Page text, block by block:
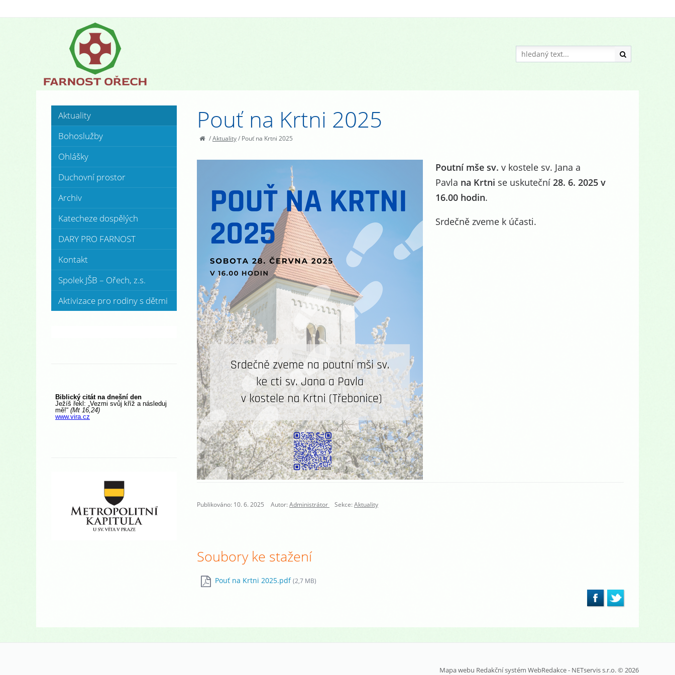
Pouť na Krtni 2025
/Aktuality/ Pouť na Krtni 2025
Poutní mše sv. v kostele sv. Jana a
Pavla na Krtni se uskuteční 28. 6. 2025 v
16.00 hodin.
Srdečně zveme k účasti.
Publikováno: 10. 6. 2025 Autor:Administrátor Sekce:Aktuality
Soubory ke stažení
Pouť na Krtni 2025.pdf (2,7 MB)
Aktuality
Bohoslužby
Ohlášky
Duchovní prostor
Archiv
Katecheze dospělých
DARY PRO FARNOST
Kontakt
Spolek JŠB – Ořech, z.s.
Aktivizace pro rodiny s dětmi
Mapa webu Redakční systém WebRedakce- NETservis s.r.o.© 2026